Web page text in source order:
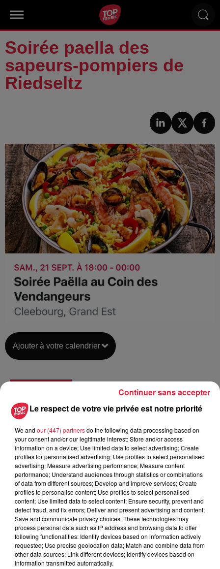
Soirée paella des
sapeurs-pompiers de
Riedseltz
Ajouter à votre calendrier
Lieu Cleebourg
Organisateur
SEILLER martial
0661142903
martialseiller@orange.fr
Tarif Gratuit
Le respect de votre vie privée est notre priorité
We and our (447) partnersdo the following data processing based on
your consent and/or our legitimate interest: Store and/or access
information on a device; Use limited data to select advertising; Create
profiles for personalised advertising; Use profiles to select personalised
advertising; Measure advertising performance; Measure content
performance; Understand audiences through statistics or combinations
of data from different sources; Develop and improve services; Create
profiles to personalise content; Use profiles to select personalised
content; Use limited data to select content; Ensure security, prevent and
detect fraud, and fix errors; Deliver and present advertising and content;
Save and communicate privacy choices. These technologies may
process personal data such as IP address and browsing data to offer
following functionalities: Identify devices based on information actively
requested; Use precise geolocation data; Match and combine data from
other data sources; Link different devices; Identify devices based on
information transmitted automatically.
Continuer sans accepter